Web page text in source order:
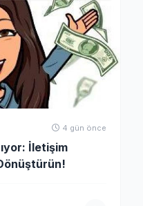
4 gün önce
İletişim